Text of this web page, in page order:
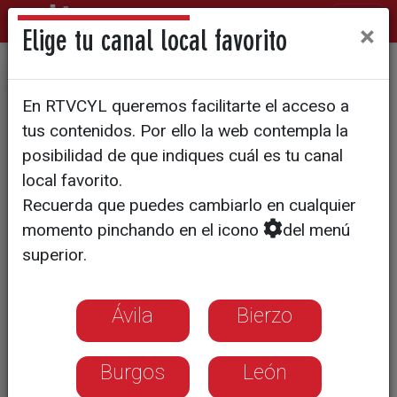
Los podólogos piden Unidad
del Pie Diabético
Elige tu canal local favorito ×
En RTVCYL queremos facilitarte el acceso a
tus contenidos. Por ello la web contempla la
posibilidad de que indiques cuál es tu canal
local favorito.
Recuerda que puedes cambiarlo en cualquier
momento pinchando en el icono
del menú
superior.
Ávila Bierzo
Burgos León